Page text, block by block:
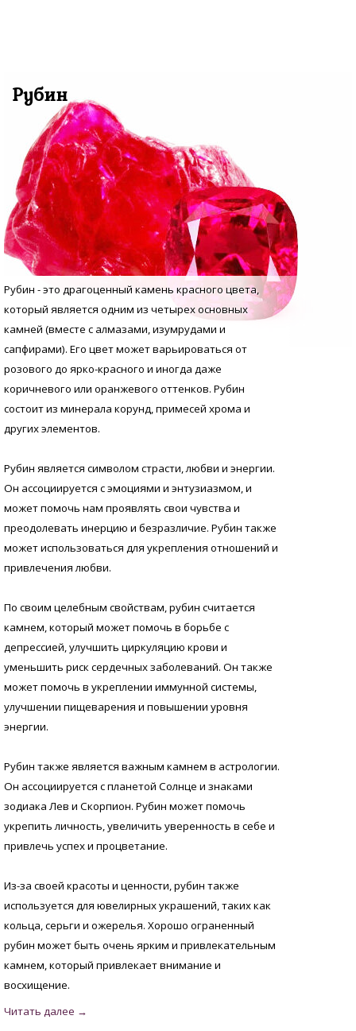
Рубин
Рубин - это драгоценный камень красного цвета,
который является одним из четырех основных
камней (вместе с алмазами, изумрудами и
сапфирами). Его цвет может варьироваться от
розового до ярко-красного и иногда даже
коричневого или оранжевого оттенков. Рубин
состоит из минерала корунд, примесей хрома и
других элементов.
Рубин является символом страсти, любви и энергии.
Он ассоциируется с эмоциями и энтузиазмом, и
может помочь нам проявлять свои чувства и
преодолевать инерцию и безразличие. Рубин также
может использоваться для укрепления отношений и
привлечения любви.
По своим целебным свойствам, рубин считается
камнем, который может помочь в борьбе с
депрессией, улучшить циркуляцию крови и
уменьшить риск сердечных заболеваний. Он также
может помочь в укреплении иммунной системы,
улучшении пищеварения и повышении уровня
энергии.
Рубин также является важным камнем в астрологии.
Он ассоциируется с планетой Солнце и знаками
зодиака Лев и Скорпион. Рубин может помочь
укрепить личность, увеличить уверенность в себе и
привлечь успех и процветание.
Из-за своей красоты и ценности, рубин также
используется для ювелирных украшений, таких как
кольца, серьги и ожерелья. Хорошо ограненный
рубин может быть очень ярким и привлекательным
камнем, который привлекает внимание и
восхищение.